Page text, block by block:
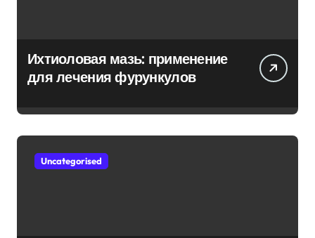
Ихтиоловая мазь: применение
для лечения фурункулов
Uncategorised